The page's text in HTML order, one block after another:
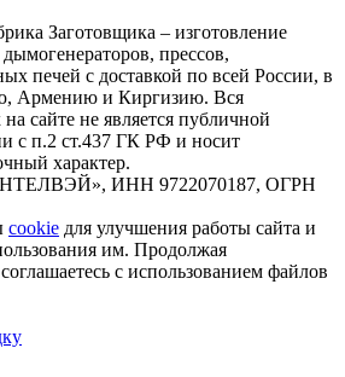
Заготовщика – изготовление
прессов,
печей с доставкой по всей России, в
Армению и Киргизию. Вся
сайте не является публичной
с п.2 ст.437 ГК РФ и носит
характер.
ИНН 9722070187, ОГРН
cookie для улучшения работы сайта и
им. Продолжая
с использованием файлов